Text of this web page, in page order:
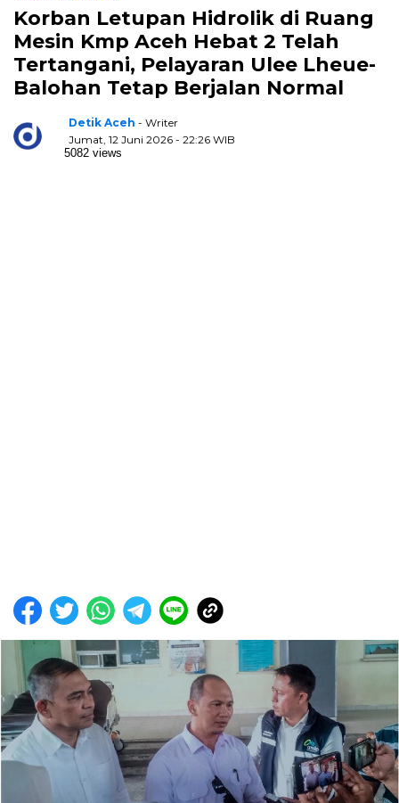
Korban Letupan Hidrolik di Ruang
Mesin Kmp Aceh Hebat 2 Telah
Tertangani, Pelayaran Ulee Lheue-
Balohan Tetap Berjalan Normal
Detik Aceh - Writer
Jumat, 12 Juni 2026 - 22:26 WIB
5082 views